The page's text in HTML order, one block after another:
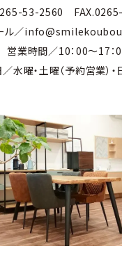
53-2560
ル／
営業時間／10：00～17：
水曜・土曜（予約営業）・